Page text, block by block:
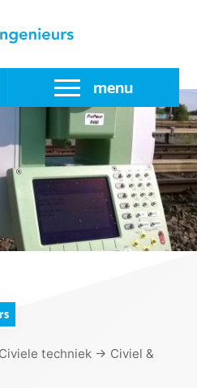
menu
Civiele techniek → Civiel &